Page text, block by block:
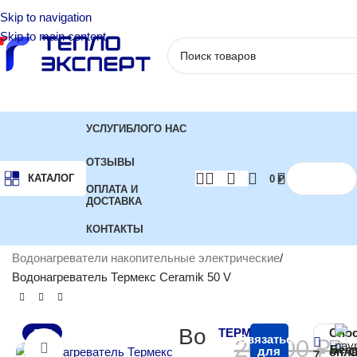
Skip to navigation
Skip to main content
КАТАЛОГ
УСЛУГИБЛОГО НАС
ОТЗЫВЫ
ОПЛАТА И
ДОСТАВКА
КОНТАКТЫ
0 ₽
Водонагреватели накопительные электрические
Водонагреватель Термекс Ceramik 50 V
-22%
Нажмите, чтобы увеличить
Во
ТЕРМЕКС
20 000₽
Связаться
для